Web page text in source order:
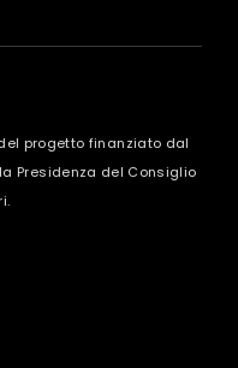
progetto finanziato dal
Presidenza del Consiglio